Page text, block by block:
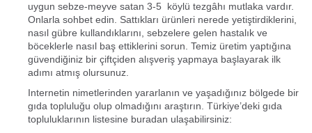
uygun sebze-meyve satan 3-5 köylü tezgâhı mutlaka vardır.
Onlarla sohbet edin. Sattıkları ürünleri nerede yetiştirdiklerini,
nasıl gübre kullandıklarını, sebzelere gelen hastalık ve
böceklerle nasıl baş ettiklerini sorun. Temiz üretim yaptığına
güvendiğiniz bir çiftçiden alışveriş yapmaya başlayarak ilk
adımı atmış olursunuz.
Internetin nimetlerinden yararlanın ve yaşadığınız bölgede bir
gıda topluluğu olup olmadığını araştırın. Türkiye’deki gıda
topluluklarının listesine buradan ulaşabilirsiniz: